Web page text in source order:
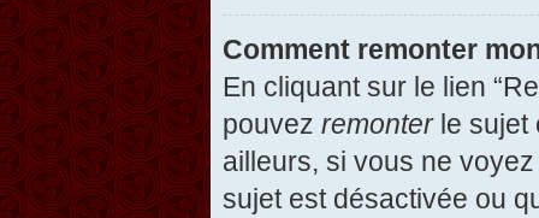
Comment remonter
En cliquant sur le lien
pouvez remonterle sujet
ailleurs, si vous ne
sujet est désactivée ou